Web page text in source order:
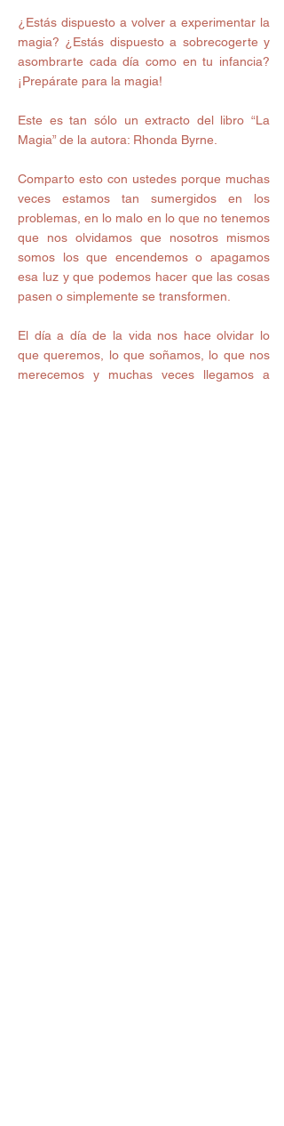
¿Estás dispuesto a volver a experimentar la
magia? ¿Estás dispuesto a sobrecogerte y
asombrarte cada día como en tu infancia?
¡Prepárate para la magia!
Este es tan sólo un extracto del libro “La
Magia” de la autora: Rhonda Byrne.
Comparto esto con ustedes porque muchas
veces estamos tan sumergidos en los
problemas, en lo malo en lo que no tenemos
que nos olvidamos que nosotros mismos
somos los que encendemos o apagamos
esa luz y que podemos hacer que las cosas
pasen o simplemente se transformen.
El día a día de la vida nos hace olvidar lo
que queremos, lo que soñamos, lo que nos
merecemos y muchas veces llegamos a